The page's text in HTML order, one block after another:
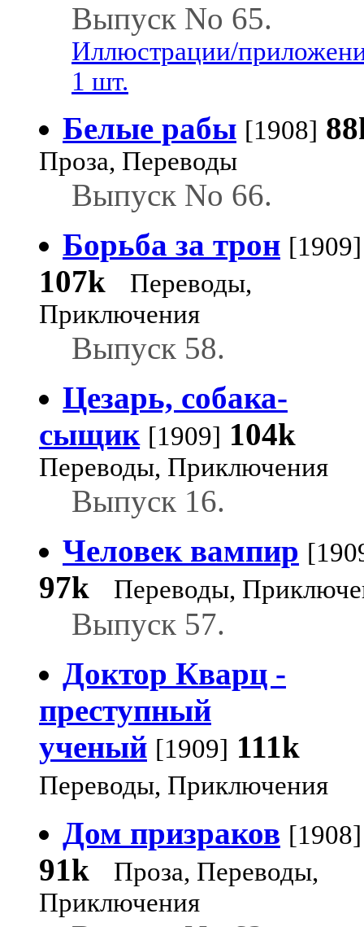
Выпуск No 65.
Иллюстрации/
1 шт.
Белые рабы [1908]
Проза, Переводы
Выпуск No 66.
Борьба за трон [1909]
107k
Переводы,
Приключения
Выпуск 58.
Цезарь, собака-
сыщик [1909] 104k
Переводы, Приключения
Выпуск 16.
Человек вампир
97k Переводы,
Выпуск 57.
Доктор Кварц -
преступный
ученый [1909] 111k
Переводы, Приключения
Дом призраков [1908]
91k
Проза, Переводы,
Приключения